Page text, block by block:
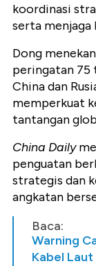
koordinasi
serta menjaga
Dong
peringatan 75
China dan
memperkuat
tantangan
China Daily
penguatan
strategis dan
angkatan
Baca:
Warning
Kabel